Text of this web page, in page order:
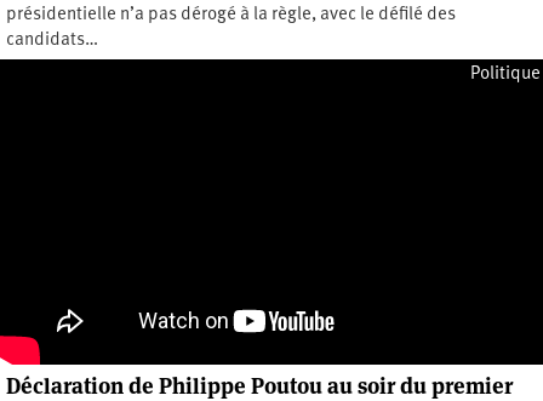
présidentielle n’a pas dérogé à la règle, avec le défilé des
candidats…
Mardi 12 avril 2022
Politique
Déclaration de Philippe Poutou au soir du premier